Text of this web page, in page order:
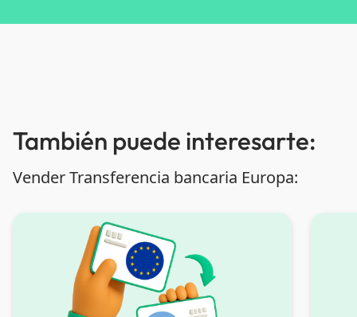
También puede interesarte:
Vender Transferencia bancaria Europa: